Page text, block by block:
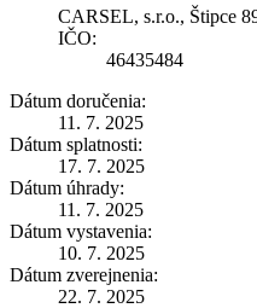
CARSEL, s.r.o., Štipce
IČO:
46435484
Dátum doručenia:
11. 7. 2025
Dátum splatnosti:
17. 7. 2025
Dátum úhrady:
11. 7. 2025
Dátum vystavenia:
10. 7. 2025
Dátum zverejnenia:
22. 7. 2025